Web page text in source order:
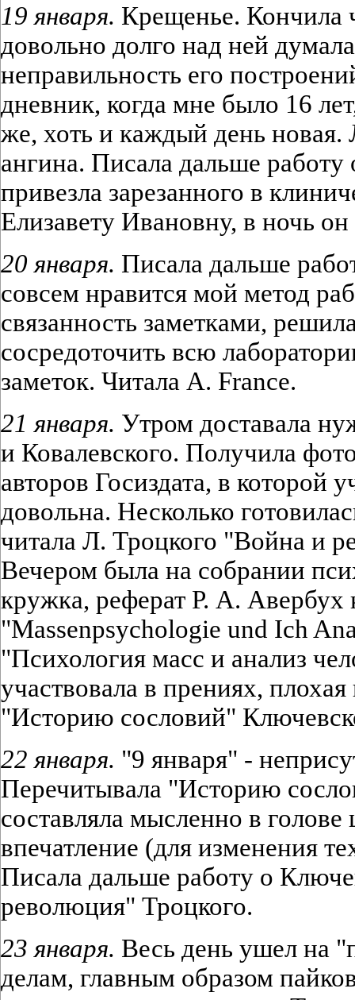
19 января. Крещенье. Кончила
довольно долго над ней
неправильность его
дневник, когда мне было 16
же, хоть и каждый день новая.
ангина. Писала дальше
привезла зарезанного в
Елизавету Ивановну, в ночь
20 января. Писала дальше
совсем нравится мой метод
связанность заметками,
сосредоточить всю
заметок. Читала A. France.
21 января. Утром доставала
и Ковалевского. Получила
авторов Госиздата, в которой
довольна. Несколько
читала Л. Троцкого "Война и
Вечером была на собрании
кружка, реферат Р. А.
"Massenpsychologie und Ich
"Психология масс и анализ
участвовала в прениях,
"Историю сословий"
22 января. "9 января" -
Перечитывала "Историю
составляла мысленно в голове
впечатление (для изменения
Писала дальше работу о
революция" Троцкого.
23 января. Весь день ушел на
делам, главным образом